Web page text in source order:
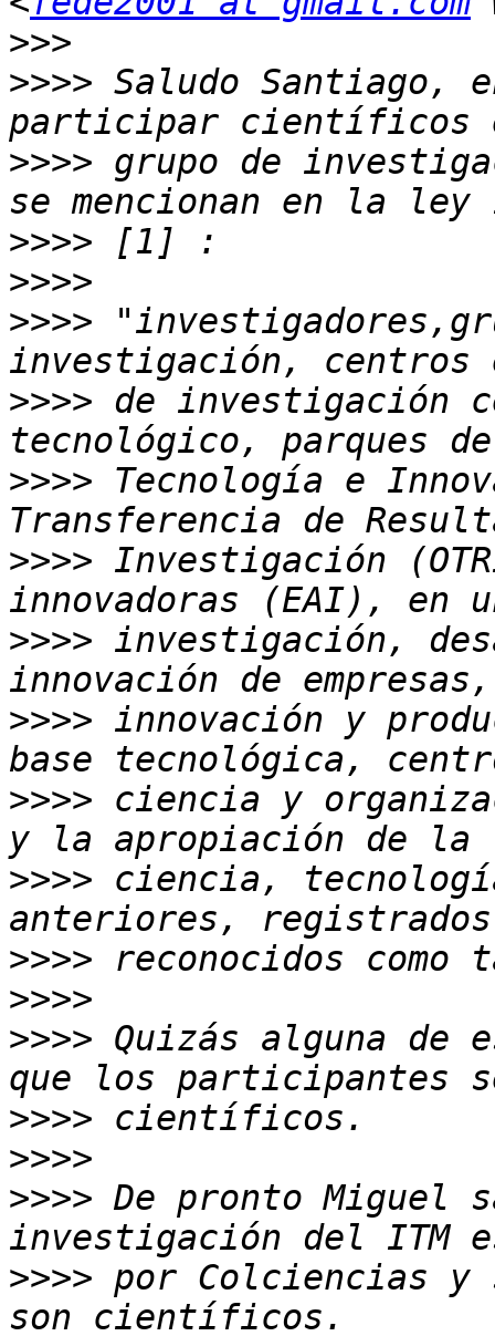
>>>
>>>> Saludo Santiago,
>>>> grupo de
>>>>
>>>>
>>>>
>>>> de investigación
>>>> Tecnología e
>>>> Investigación
>>>> investigación,
>>>> innovación y
>>>> ciencia y
>>>> ciencia,
>>>>
>>>>
>>>> Quizás alguna de
>>>>
>>>>
>>>> De pronto Miguel
>>>> por Colciencias